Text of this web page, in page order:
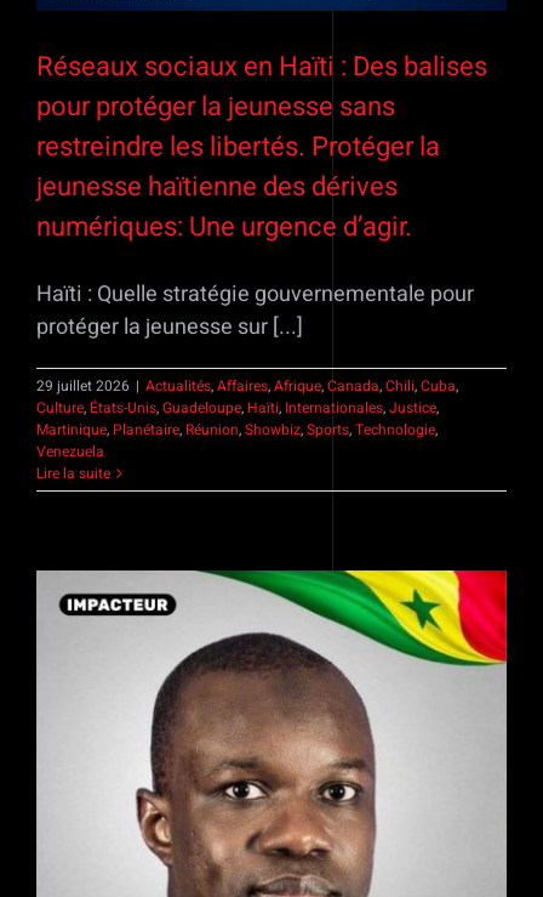
Réseaux sociaux en Haïti : Des balises
pour protéger la jeunesse sans
restreindre les libertés. Protéger la
jeunesse haïtienne des dérives
numériques: Une urgence d’agir.
Haïti : Quelle stratégie gouvernementale pour
protéger la jeunesse sur [...]
29 juillet 2026 | Actualités,Affaires,Afrique,Canada,Chili,Cuba,
Culture, États-Unis,Guadeloupe, Haïti, Internationales,Justice,
Martinique, Planétaire, Réunion,Showbiz,Sports,Technologie,
Venezuela
Lire la suite